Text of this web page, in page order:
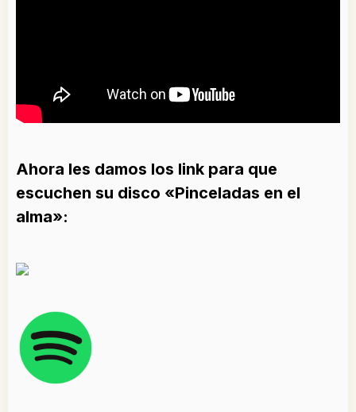
Ahora les damos los link para que
escuchen su disco «Pinceladas en el
alma»: